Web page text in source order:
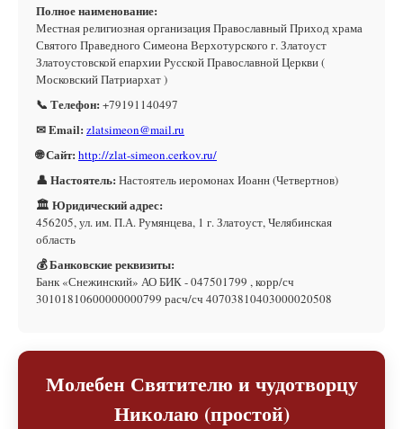
Полное наименование:
Местная религиозная организация Православный Приход храма
Святого Праведного Симеона Верхотурского г. Златоуст
Златоустовской епархии Русской Православной Церкви (
Московский Патриархат )
📞 Телефон: +79191140497
✉ Email: zlatsimeon@mail.ru
🌐 Сайт: http://zlat-simeon.cerkov.ru/
👤 Настоятель: Настоятель иеромонах Иоанн (Четвертнов)
🏛 Юридический адрес:
456205, ул. им. П.А. Румянцева, 1 г. Златоуст, Челябинская
область
💰 Банковские реквизиты:
Банк «Снежинский» АО БИК - 047501799 , корр/сч
30101810600000000799 расч/сч 40703810403000020508
Молебен Святителю и чудотворцу
Николаю (простой)